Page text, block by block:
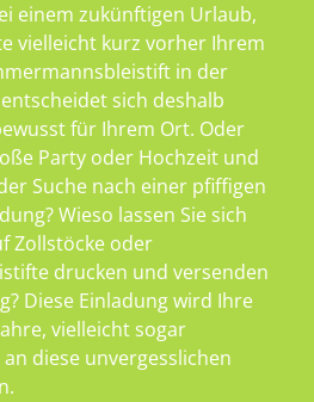
einem zukünftigen Urlaub,
vielleicht kurz vorher Ihrem
in der
sich deshalb
für Ihrem Ort. Oder
Party oder Hochzeit und
Suche nach einer pfiffigen
Wieso lassen Sie sich
Zollstöcke oder
drucken und versenden
Diese Einladung wird Ihre
vielleicht sogar
diese unvergesslichen